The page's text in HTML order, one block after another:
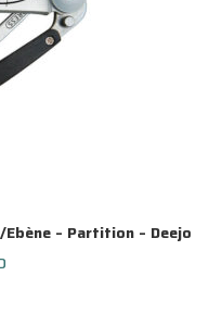
– Partition – Deejo